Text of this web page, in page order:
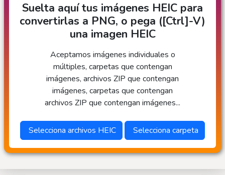
Suelta aquí tus imágenes HEIC para
convertirlas a PNG, o pega ([Ctrl]-V)
una imagen HEIC
Aceptamos imágenes individuales o
múltiples, carpetas que contengan
imágenes, archivos ZIP que contengan
imágenes, carpetas que contengan
archivos ZIP que contengan imágenes...
Selecciona archivos HEIC Selecciona carpeta